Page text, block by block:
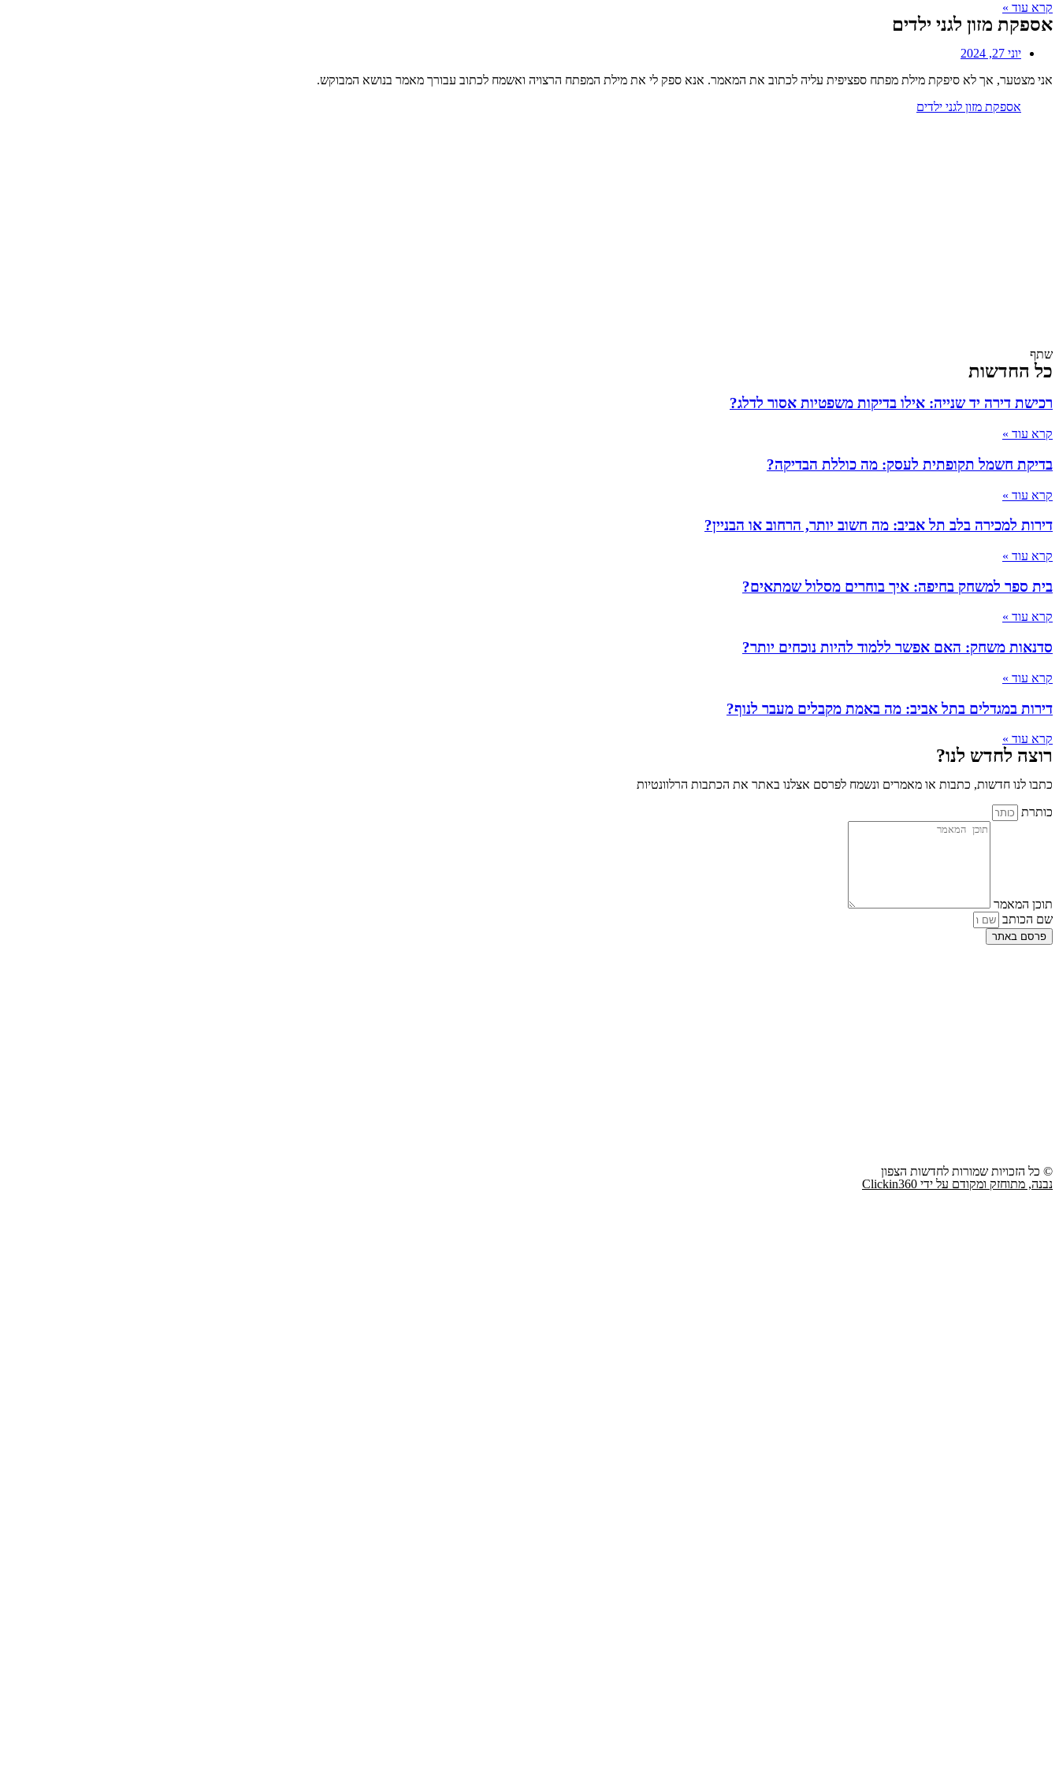
קרא עוד »
אספקת מזון לגני ילדים
יוני 27, 2024
אני מצטער, אך לא סיפקת מילת מפתח ספציפית עליה לכתוב את המאמר. אנא ספק לי את מילת המפתח הרצויה ואשמח לכתוב עבורך מאמר בנושא המבוקש.
אספקת מזון לגני ילדים
שתף
כל החדשות
רכישת דירה יד שנייה: אילו בדיקות משפטיות אסור לדלג?
קרא עוד »
בדיקת חשמל תקופתית לעסק: מה כוללת הבדיקה?
קרא עוד »
דירות למכירה בלב תל אביב: מה חשוב יותר, הרחוב או הבניין?
קרא עוד »
בית ספר למשחק בחיפה: איך בוחרים מסלול שמתאים?
קרא עוד »
סדנאות משחק: האם אפשר ללמוד להיות נוכחים יותר?
קרא עוד »
דירות במגדלים בתל אביב: מה באמת מקבלים מעבר לנוף?
קרא עוד »
רוצה לחדש לנו?
כתבו לנו חדשות, כתבות או מאמרים ונשמח לפרסם אצלנו באתר את הכתבות הרלוונטיות
כותרת
תוכן המאמר
שם הכותב
פרסם באתר
© כל הזכויות שמורות לחדשות הצפון
נבנה, מתוחזק ומקודם על ידי Clickin360